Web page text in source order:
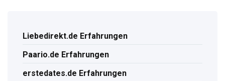
Liebedirekt.de Erfahrungen
Paario.de Erfahrungen
erstedates.de Erfahrungen